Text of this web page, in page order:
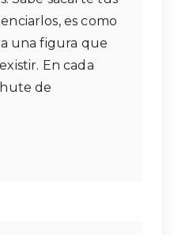
es como
una figura que
En cada
de